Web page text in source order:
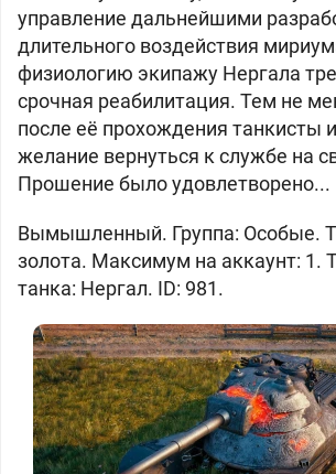
управление дальнейшими
длительного воздействия
физиологию экипажу Нергала
срочная реабилитация. Тем не
после её прохождения танкисты
желание вернуться к службе на
Прошение было удовлетворено...
Вымышленный. Группа: Особые.
золота. Максимум на аккаунт: 1.
танка: Нергал. ID: 981.